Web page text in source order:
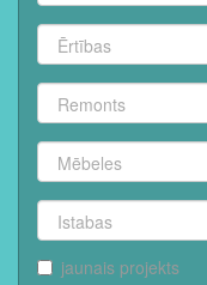
jaunais projekts